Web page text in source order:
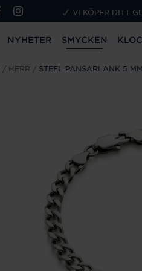
VI KÖPER DITT
NYHETER SMYCKEN
HERR STEEL PANSARLÄNK 5